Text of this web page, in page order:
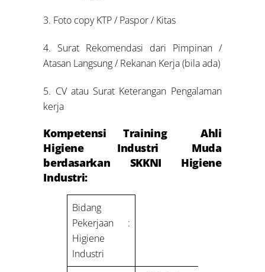
3. Foto copy KTP / Paspor / Kitas
4. Surat Rekomendasi dari Pimpinan /
Atasan Langsung / Rekanan Kerja (bila ada)
5. CV atau Surat Keterangan Pengalaman
kerja
Kompetensi Training Ahli
Higiene Industri Muda
berdasarkan SKKNI Higiene
Industri:
Bidang
Pekerjaan :
Higiene
Industri